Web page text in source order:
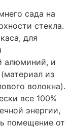
сада на
стекла.
для
алюминий, и
из
волокна).
все 100%
энергии,
помещение от